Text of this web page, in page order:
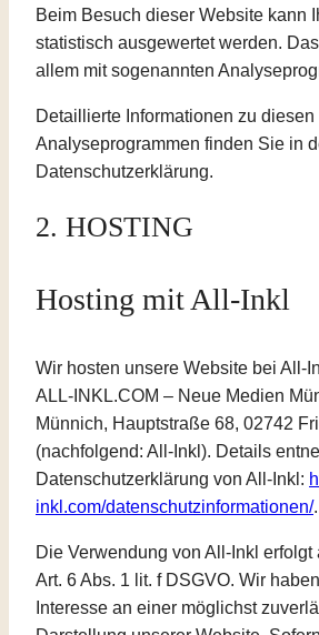
Beim Besuch dieser Website kann
statistisch ausgewertet werden.
allem mit sogenannten
Detaillierte Informationen zu diesen
Analyseprogrammen finden Sie in
Datenschutzerklärung.
2. HOSTING
Hosting mit All-Inkl
Wir hosten unsere Website bei All-
ALL-INKL.COM – Neue Medien
Münnich, Hauptstraße 68, 02742
(nachfolgend: All-Inkl). Details
Datenschutzerklärung von All-Inkl:
inkl.com/datenschutzinformationen/.
Die Verwendung von All-Inkl erfolgt
Art. 6 Abs. 1 lit. f DSGVO. Wir
Interesse an einer möglichst